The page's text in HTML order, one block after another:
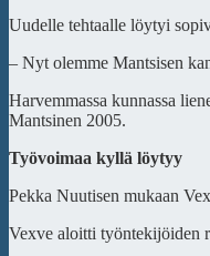
Uudelle tehtaalle löytyi
– Nyt olemme Mantsisen
Harvemmassa kunnassa
Mantsinen 2005.
Työvoimaa kyllä löytyy
Pekka Nuutisen mukaan
Vexve aloitti työntekijöiden